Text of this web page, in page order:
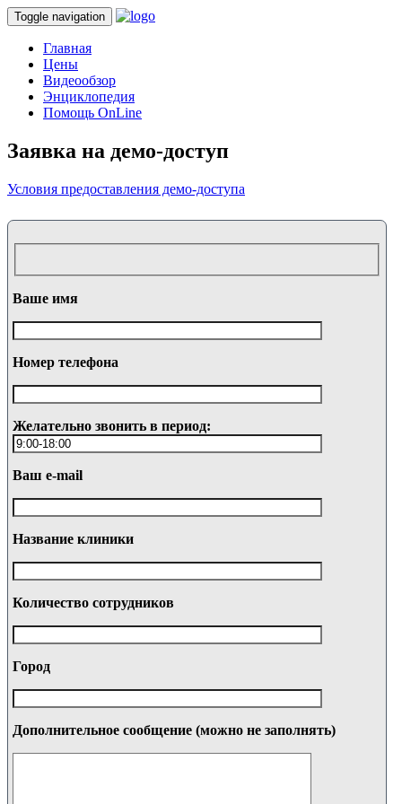
Toggle navigation
Главная
Цены
Видеообзор
Энциклопедия
Помощь OnLine
Заявка на демо-доступ
Условия предоставления демо-доступа
Ваше имя
Номер телефона
Желательно звонить в период:
Ваш e-mail
Название клиники
Количество сотрудников
Город
Дополнительное сообщение (можно не заполнять)